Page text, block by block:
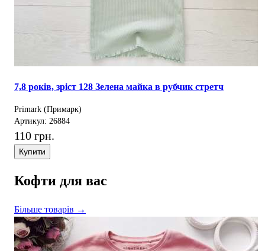
7,8 років, зріст 128 Зелена майка в рубчик стретч
Primark (Примарк)
Артикул: 26884
110 грн.
Купити
Кофти для вас
Більше товарів →